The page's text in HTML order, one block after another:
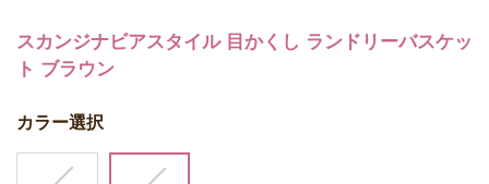
スカンジナビアスタイル 目かくし ランドリーバスケッ
ト ブラウン
カラー選択